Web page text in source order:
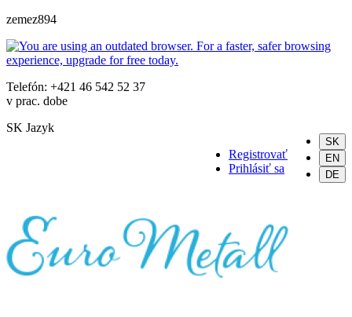
zemez894
Telefón: +421 46 542 52 37
v prac. dobe
SK Jazyk
SK
EN
DE
Registrovať
Prihlásiť sa